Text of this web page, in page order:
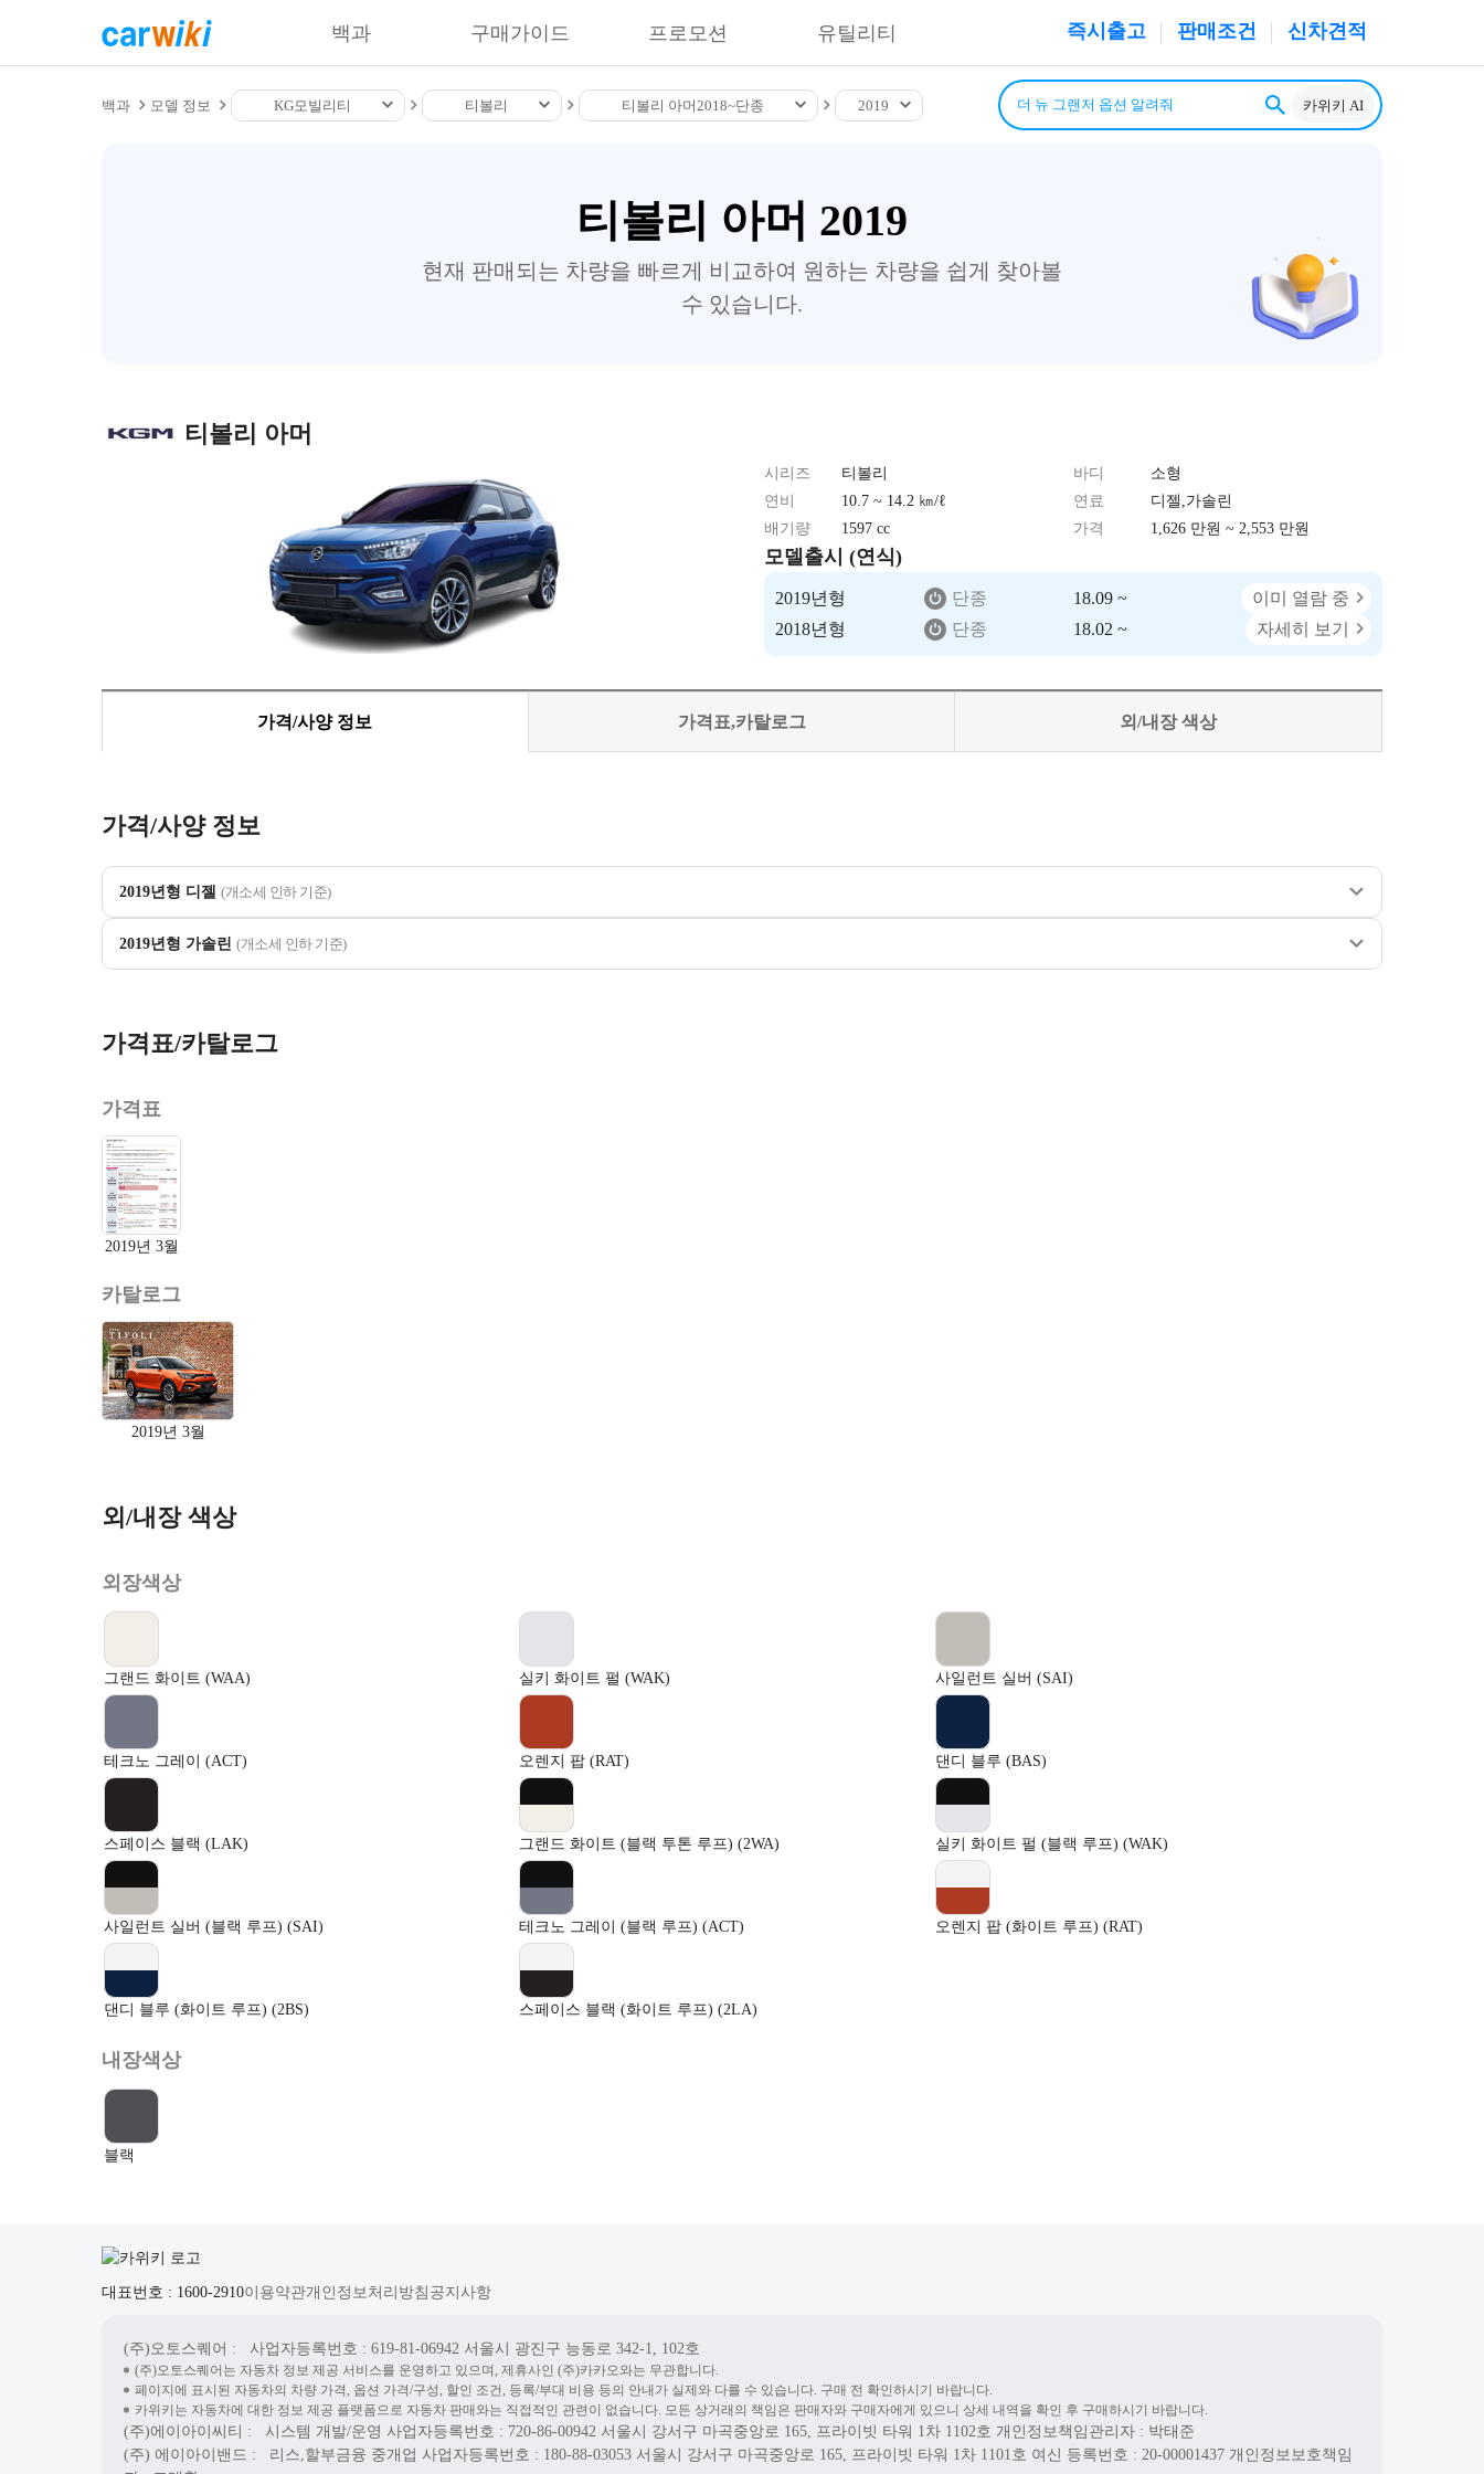
즉시출고 판매조건 신차견적
백과 구매가이드 프로모션 유틸리티
백과 모델 정보 KG모빌리티 티볼리 티볼리 아머 2018~단종 2019 카위키 AI
티볼리 아머 2019
현재 판매되는 차량을 빠르게 비교하여 원하는 차량을 쉽게 찾아볼
수 있습니다.
티볼리 아머
시리즈 티볼리 바디
소형
연비
10.7 ~ 14.2 ㎞/ℓ 연료
디젤,가솔린
배기량
1597 cc 가격 1,626 만원 ~ 2,553 만원
모델출시 (연식)
2019년형 단종 18.09 ~
이미 열람 중
2018년형
단종 18.02 ~ 자세히 보기
가격/사양 정보 가격표,카탈로그 외/내장 색상
가격/사양 정보
2019년형 디젤 (개소세 인하 기준)
2019년형 가솔린 (개소세 인하 기준)
가격표/카탈로그
가격표
2019년 3월
카탈로그
2019년 3월
외/내장 색상
외장색상
그랜드 화이트 (WAA) 실키 화이트 펄 (WAK) 사일런트 실버 (SAI)
테크노 그레이 (ACT) 오렌지 팝 (RAT) 댄디 블루 (BAS)
스페이스 블랙 (LAK) 그랜드 화이트 (블랙 투톤 루프) (2WA) 실키 화이트 펄 (블랙 루프) (WAK)
사일런트 실버 (블랙 루프) (SAI) 테크노 그레이 (블랙 루프) (ACT) 오렌지 팝 (화이트 루프) (RAT)
댄디 블루 (화이트 루프) (2BS) 스페이스 블랙 (화이트 루프) (2LA)
내장색상
블랙
대표번호 : 1600-2910이용약관개인정보처리방침 공지사항
(주)오토스퀘어 : 사업자등록번호 : 619-81-06942 서울시 광진구 능동로 342-1, 102호
(주)오토스퀘어는 자동차 정보 제공 서비스를 운영하고 있으며, 제휴사인 (주)카카오와는 무관합니다.
페이지에 표시된 자동차의 차량 가격, 옵션 가격/구성, 할인 조건, 등록/부대 비용 등의 안내가 실제와 다를 수 있습니다. 구매 전 확인하시기 바랍니다.
카위키는 자동차에 대한 정보 제공 플랫폼으로 자동차 판매와는 직접적인 관련이 없습니다. 모든 상거래의 책임은 판매자와 구매자에게 있으니 상세 내역을 확인 후 구매하시기 바랍니다.
(주)에이아이씨티 : 시스템 개발/운영 사업자등록번호 : 720-86-00942 서울시 강서구 마곡중앙로 165, 프라이빗 타워 1차 1102호 개인정보책임관리자 : 박태준
(주) 에이아이밴드 : 리스,할부금융 중개업 사업자등록번호 : 180-88-03053 서울시 강서구 마곡중앙로 165, 프라이빗 타워 1차 1101호 여신 등록번호 : 20-00001437 개인정보보호책임